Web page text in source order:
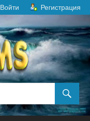
Войти Регистрация